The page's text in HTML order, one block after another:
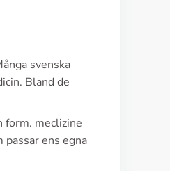
svenska
Bland de
meclizine
ens egna